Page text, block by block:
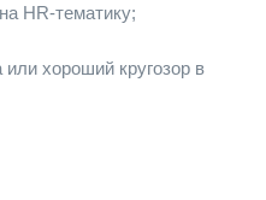
HR-тематику;
хороший кругозор в